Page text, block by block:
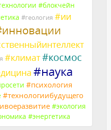
#блокчейн
#геология #ии
инновации
#климат#космос
#наука
#психология
#технологиибудущего
#экология
#энергетика